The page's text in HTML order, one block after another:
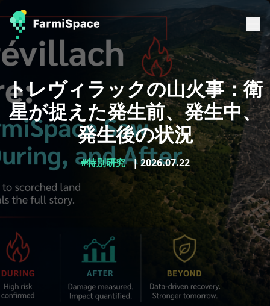
トレヴィラックの山火事：衛
星が捉えた発生前、発生中、
発生後の状況
#特別研究| 2026.07.22